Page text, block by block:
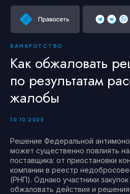
БАНКРОТСТВО
Как обжаловать
по результатам
жалобы
10.10.2025
Решение Федеральной
может существенно повлиять
поставщика: от приостановки
компании в реестр
(РНП). Однако участники
обжаловать действия и